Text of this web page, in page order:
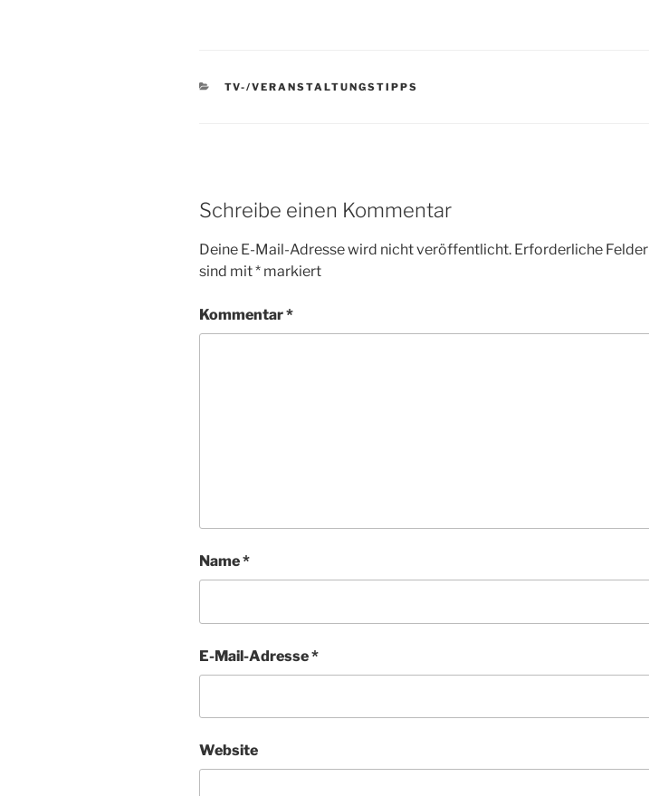
KATEGORIEN
TV-/VERANSTALTUNGSTIPPS
Schreibe einen Kommentar
Deine E-Mail-Adresse wird nicht veröffentlicht. Erforderliche Felder
sind mit* markiert
Kommentar*
Name*
E-Mail-Adresse*
Website